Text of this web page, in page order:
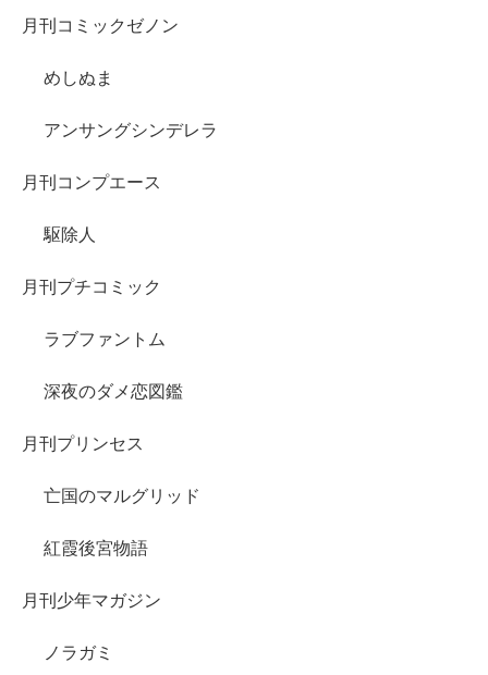
月刊コミックゼノン
めしぬま
アンサングシンデレラ
月刊コンプエース
駆除人
月刊プチコミック
ラブファントム
深夜のダメ恋図鑑
月刊プリンセス
亡国のマルグリッド
紅霞後宮物語
月刊少年マガジン
ノラガミ